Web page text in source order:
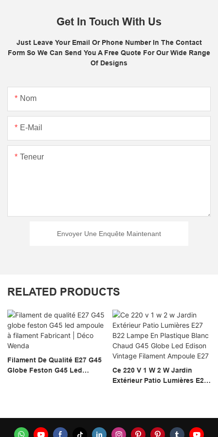
Get In Touch With Us
Just Leave Your Email Or Phone Number In The Contact
Form So We Can Send You A Free Quote For Our Wide Range
Of Designs
Nom
E-Mail
Teneur
Envoyer Une Enquête Maintenant
RELATED PRODUCTS
Filament De Qualité E27 G45
Globe Feston G45 Led
Ce 220 V 1 W 2 W Jardin
Extérieur Patio Lumières E27